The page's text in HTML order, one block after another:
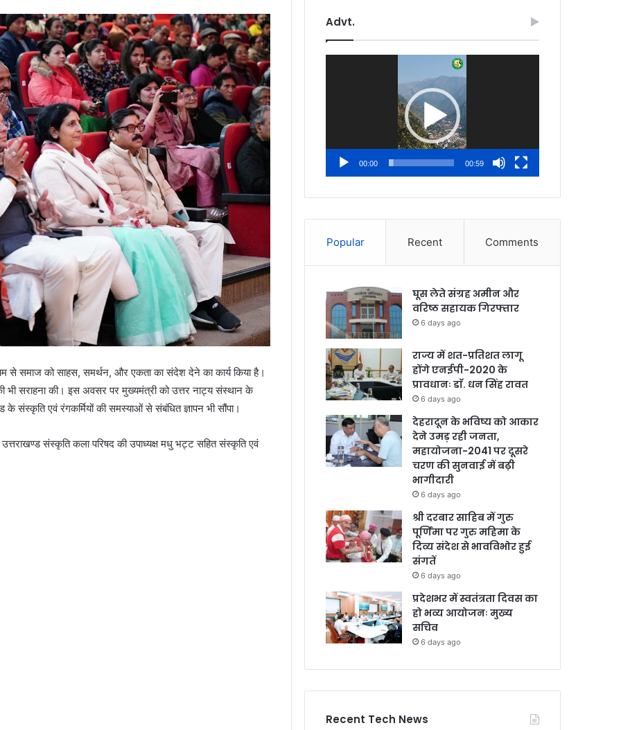
से समाज को साहस, समर्थन, और एकता का संदेश देने का कार्य किया है।
सराहना की। इस अवसर पर मुख्यमंत्री को उत्तर नाट्य संस्थान के
के संस्कृति एवं रंगकर्मियों की समस्याओं से संबंधित ज्ञापन भी सौंपा।
संस्कृति कला परिषद की उपाध्यक्ष मधु भट्ट सहित संस्कृति एवं
Advt.
00:00 00:59
Popular Recent Comments
घूस लेते संग्रह अमीन और
वरिष्ठ सहायक गिरफ्तार
6 days ago
राज्य में शत-प्रतिशत लागू
होंगे एनईपी-2020 के
प्रावधानः डाॅ. धन सिंह रावत
6 days ago
देहरादून के भविष्य को आकार
देने उमड़ रही जनता,
महायोजना-2041 पर दूसरे
चरण की सुनवाई में बढ़ी
भागीदारी
6 days ago
श्री दरबार साहिब में गुरु
पूर्णिमा पर गुरु महिमा के
दिव्य संदेश से भावविभोर हुई
संगतें
6 days ago
प्रदेशभर में स्वतंत्रता दिवस का
हो भव्य आयोजनः मुख्य
सचिव
6 days ago
Recent Tech News